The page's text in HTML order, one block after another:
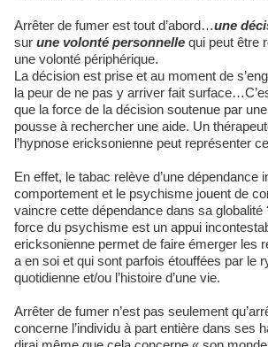
Arrêter de fumer est tout d’abord…une
sur une volonté personnelle qui peut être
une volonté périphérique.
La décision est prise et au moment de
la peur de ne pas y arriver fait
que la force de la décision soutenue par
pousse à rechercher une aide. Un
l’hypnose ericksonienne peut représenter
En effet, le tabac relève d’une dépendance
comportement et le psychisme jouent de
vaincre cette dépendance dans sa globalité
force du psychisme est un appui
ericksonienne permet de faire émerger les
a en soi et qui sont parfois étouffées par le
quotidienne et/ou l’histoire d’une vie.
Arrêter de fumer n’est pas seulement
concerne l’individu à part entière dans ses